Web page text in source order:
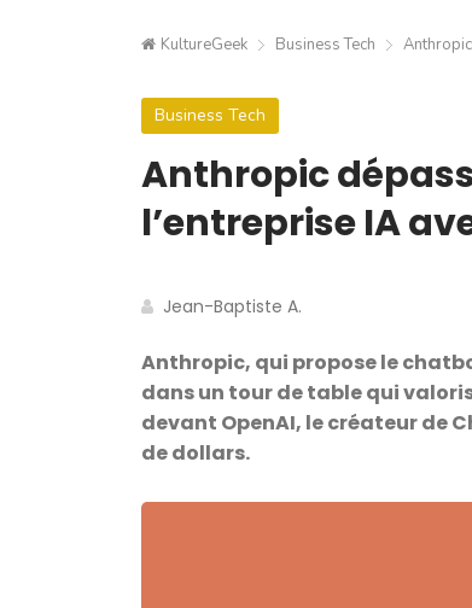
KultureGeek Business Tech
Business Tech
Anthropic
l’entreprise IA
Jean-Baptiste A.
Anthropic, qui propose le
dans un tour de table qui
devant OpenAI, le créateur de
de dollars.